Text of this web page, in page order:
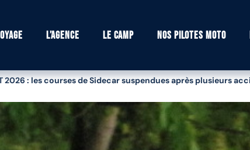
L’agence Le camp Nos pilotes moto
2026 : les courses de Sidecar suspendues après plusieurs